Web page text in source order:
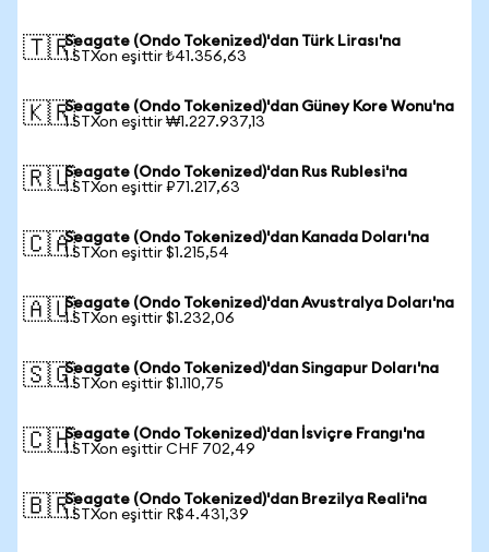
🇹🇷Seagate (Ondo Tokenized)'dan Türk Lirası'na
1 STXon eşittir ₺41.356,63
🇰🇷Seagate (Ondo Tokenized)'dan Güney Kore Wonu'na
1 STXon eşittir ₩1.227.937,13
🇷🇺Seagate (Ondo Tokenized)'dan Rus Rublesi'na
1 STXon eşittir ₽71.217,63
🇨🇦Seagate (Ondo Tokenized)'dan Kanada Doları'na
1 STXon eşittir $1.215,54
🇦🇺Seagate (Ondo Tokenized)'dan Avustralya Doları'na
1 STXon eşittir $1.232,06
🇸🇬Seagate (Ondo Tokenized)'dan Singapur Doları'na
1 STXon eşittir $1.110,75
🇨🇭Seagate (Ondo Tokenized)'dan İsviçre Frangı'na
1 STXon eşittir CHF 702,49
🇧🇷Seagate (Ondo Tokenized)'dan Brezilya Reali'na
1 STXon eşittir R$4.431,39